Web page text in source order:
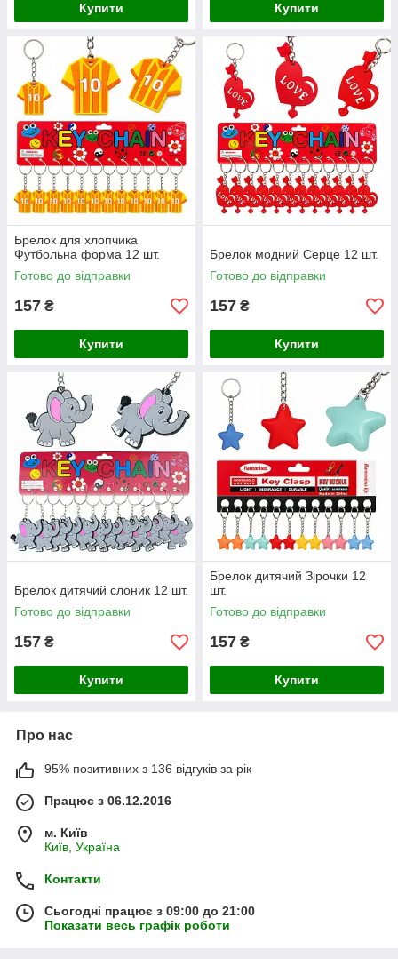
Купити Купити
Брелок для хлопчика
Футбольна форма 12 шт.
Готово до відправки
157 ₴
Купити
Брелок модний Серце 12 шт.
Готово до відправки
157 ₴
Купити
Брелок дитячий слоник 12 шт.
Готово до відправки
157 ₴
Купити
Брелок дитячий Зірочки 12
шт.
Готово до відправки
157 ₴
Купити
Про нас
95% позитивних з 136 відгуків за рік
Працює з 06.12.2016
м. Київ
Київ, Україна
Контакти
Сьогодні працює з 09:00 до 21:00
Показати весь графік роботи